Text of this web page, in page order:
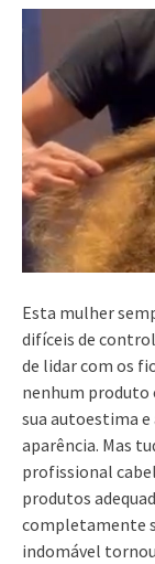
Esta mulher
difíceis de
de lidar com os
nenhum produto
sua autoestima
aparência. Mas
profissional
produtos
completamente
indomável